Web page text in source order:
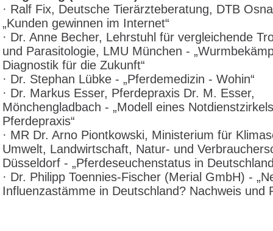
· Ralf Fix, Deutsche Tierärzteberatung, DTB
„Kunden gewinnen im Internet“
· Dr. Anne Becher, Lehrstuhl für vergleichende
und Parasitologie, LMU München -
Diagnostik für die Zukunft“
· Dr. Stephan Lübke - „Pferdemedizin - Wohin“
· Dr. Markus Esser, Pferdepraxis Dr. M. Esser,
Mönchengladbach - „Modell eines
Pferdepraxis“
· MR Dr. Arno Piontkowski, Ministerium für
Umwelt, Landwirtschaft, Natur- und
Düsseldorf - „Pferdeseuchenstatus in
· Dr. Philipp Toennies-Fischer (Merial GmbH) -
Influenzastämme in Deutschland? Nachweis und